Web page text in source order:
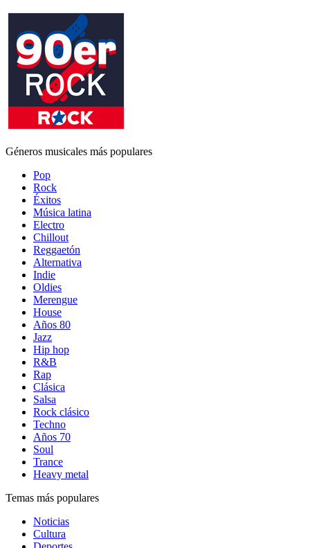
Géneros musicales más populares
Pop
Rock
Éxitos
Música latina
Electro
Chillout
Reggaetón
Alternativa
Indie
Oldies
Merengue
House
Años 80
Jazz
Hip hop
R&B
Rap
Clásica
Salsa
Rock clásico
Techno
Años 70
Soul
Trance
Heavy metal
Temas más populares
Noticias
Cultura